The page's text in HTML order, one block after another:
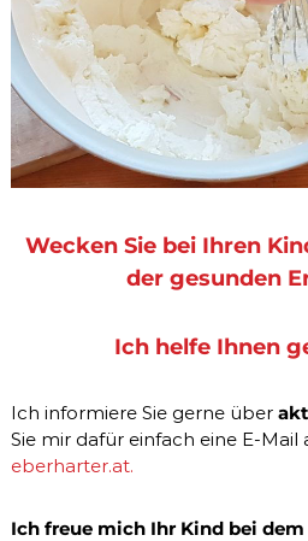
Wecken Sie bei Ihren
der gesunden
Ich helfe Ihnen
Ich informiere Sie gerne über
Sie mir dafür einfach eine E-Mail
eberharter.at.
Ich freue mich Ihr Kind bei